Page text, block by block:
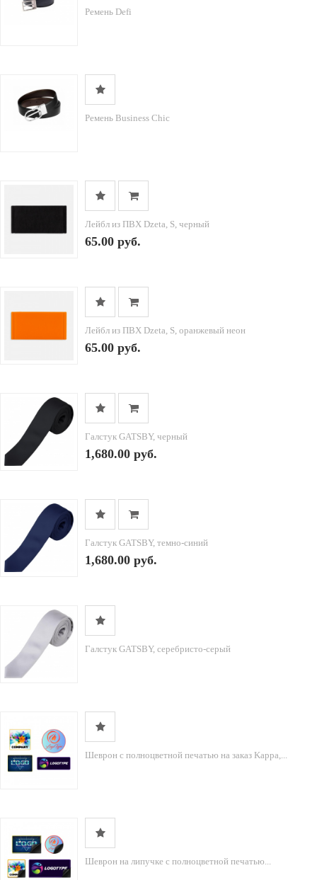
Ремень Defi
Ремень Business Chic
Лейбл из ПВХ Dzeta, S, черный
65.00 руб.
Лейбл из ПВХ Dzeta, S, оранжевый неон
65.00 руб.
Галстук GATSBY, черный
1,680.00 руб.
Галстук GATSBY, темно-синий
1,680.00 руб.
Галстук GATSBY, серебристо-серый
Шеврон с полноцветной печатью на заказ Kappa,...
Шеврон на липучке с полноцветной печатью...